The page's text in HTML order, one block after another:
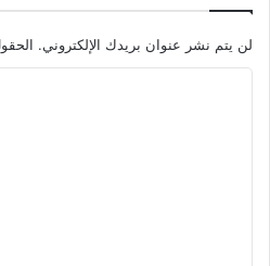
لن يتم نشر عنوان بريدك الإلكتروني.